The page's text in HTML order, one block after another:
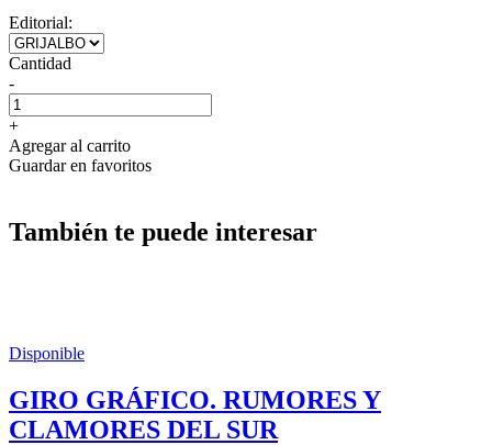
Editorial:
Cantidad
-
+
Agregar al carrito
Guardar en favoritos
También te puede interesar
Disponible
GIRO GRÁFICO. RUMORES Y
CLAMORES DEL SUR